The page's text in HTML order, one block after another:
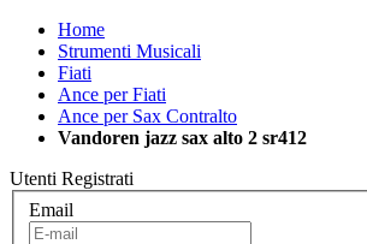
Home
Strumenti Musicali
Fiati
Ance per Fiati
Ance per Sax Contralto
Vandoren jazz sax alto 2 sr412
Utenti Registrati
Email